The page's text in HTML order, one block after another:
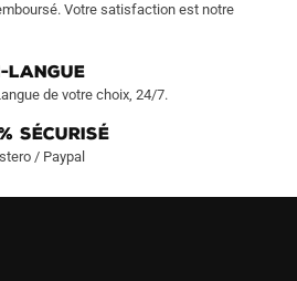
Votre satisfaction est notre
LANGUE
de votre choix, 24/7.
Sécurisé
/ Paypal